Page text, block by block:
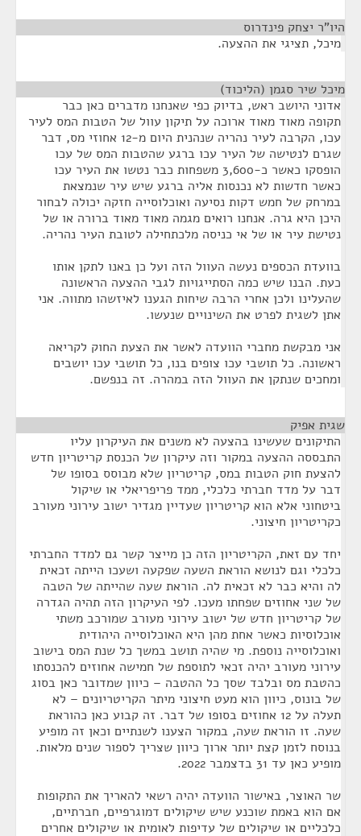
היו"ר יצחק פינדרוס
מיכל, תציגי את ההצעה.
מיכל שיר סגמן (הליכוד)
אדוני היושב ראש, בדיוק כפי שאנחנו מדברים כאן כבר
תקופה מאוד מאוד ארוכה על תיקון עוול של הטבות המס לעיר
עכו, הקרבה לעיר נהריה שנהנית היום מ-12 אחוזי מס, דבר
שגרם לנטישה של העיר עכו ברגע שהטבות המס של עכו
הופסקו כאשר כ-3,600 משפחות כבר נטשו את העיר עכו
כאשר חדשות לא נכנסות אליה ברגע שיש עיר שנמצאת
במרחק של חמש דקות נסיעה ואוכלוסייה חזקה יכולה לבחור
היכן היא גרה. אנחנו רואים מגמה מאוד מאוד ברורה או של
נטישת עיר או של אי כניסה מלכתחילה לטובת העיר נהריה.
בוועדת הכספים נעשה העוול הזה ועל כן באנו לתקן אותו
כעת. הבנו שיש כמה הסתייגויות לגבי ההצעה הראשונה
שהעלינו ולכן אחרי הרבה שיחות הגענו לאיזשהו מתווה. אני
אתן לשגית לפרט את השינויים שנעשו.
אני מבקשת מחברי הוועדה לאשר את הצעת החוק לקריאה
ראשונה. כל תושבי עכו צופים בנו, כל תושבי עכו יושבים
ומחכים שנתקן את העוול הזה במהרה. זה בנפשם.
שגית אפיק
התיקונים שעשינו בהצעה לא משנים את העיקרון עליו
התבססה ההצעה במקור וזה עיקרון של הכנסת קריטריון חדש
להצעת חוק הטבות במס, קריטריון שלא מבוסס בסופו של
דבר על מדד חברתי כלכלי, ממד פריפריאלי או שיקול
ביטחוני אלא הוא קריטריון שעדיין מגדיר ישוב עירוני מעורב
כקריטריון חיצוני.
יחד עם זאת, הקריטריון הזה כן מייצר קשר גם למדד החברתי
כלכלי וגם לנושא הוראת השעה שפקעה ושעכו הייתה זכאית
לה והיא כבר לא זכאית לה. הוראת שעה שהייתה של הטבה
של שני אחוזים שפחתו מעכו. לפי העיקרון הזה תהיה הגדרה
של קריטריון חדש של ישוב עירוני מעורב שמורכב משתי
אוכלוסיות כאשר אחת מהן היא האוכלוסייה היהודית
ואוכלוסייה נוספת. מי שהיה תושב במשך כל שנת המס בישוב
עירוני מעורב יהיה זכאי לתוספת של חמישה אחוזים להכנסתו
כהטבת מס ובלבד שסך כל ההטבה – כיוון שמדובר כאן בסוג
של בונוס, כיוון הוא מעט חיצוני מיתר הקריטריונים – לא
תעלה על 12 אחוזים בסופו של דבר. זה קבוע כאן כהוראת
שעה. זו הוראת שעה, במקור הצענו לשנתיים וכאן זה מופיע
בנוסח לזמן קצת יותר ארוך כיוון שצריך לספור שנים מלאות.
מופיע כאן עד 31 בדצמבר 2022.
שר האוצר, באישור הוועדה יהיה רשאי להאריך את התקופות
אם הוא באמת שוכנע שיש שיקולים דמוגרפיים, חברתיים,
כלכליים או שיקולים של עדיפות לאומית או שיקולים אחרים